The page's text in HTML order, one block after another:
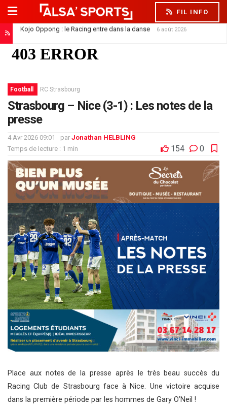
FIL INFO
Kojo Oppong : le Racing entre dans la danse 6 août 2026
Football RC Strasbourg
Strasbourg – Nice (3-1) : Les notes de la
presse
4 Avr 2026 09:01 par Jonathan HELBLING
Temps de lecture : 1 min
154 0
Place aux notes de la presse après le très beau succès du
Racing Club de Strasbourg face à Nice. Une victoire acquise
dans la première période par les hommes de Gary O’Neil !